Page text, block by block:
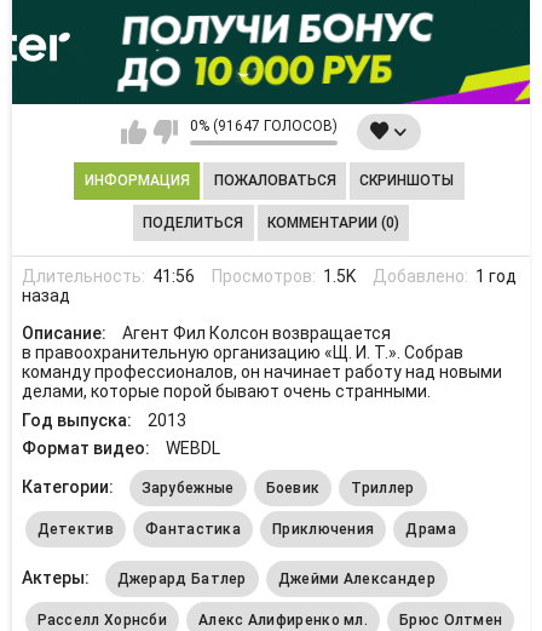
0% (91647 ГОЛОСОВ)
ИНФОРМАЦИЯ ПОЖАЛОВАТЬСЯ СКРИНШОТЫ
ПОДЕЛИТЬСЯ КОММЕНТАРИИ (0)
Длительность: 41:56 Просмотров: 1.5K Добавлено: 1 год
назад
Описание:
Агент Фил Колсон возвращается
в правоохранительную организацию «Щ. И. Т.». Собрав
команду профессионалов, он начинает работу над новыми
делами, которые порой бывают очень странными.
Год выпуска:
2013
Формат видео:
WEBDL
Категории:
Зарубежные Боевик Триллер
Детектив Фантастика Приключения Драма
Актеры: Джерард Батлер Джейми Александер
Расселл Хорнсби Алекс Алифиренко мл. Брюс Олтмен